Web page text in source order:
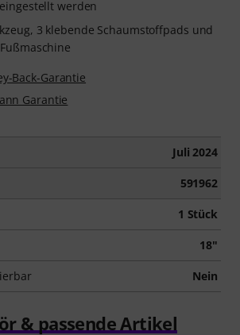
werden
3 klebende Schaumstoffpads und
Back-Garantie
Garantie
Juli 2024
591962
1 Stück
18"
Nein
& passende Artikel